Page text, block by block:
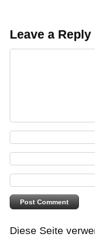
Leave a Reply
Diese Seite